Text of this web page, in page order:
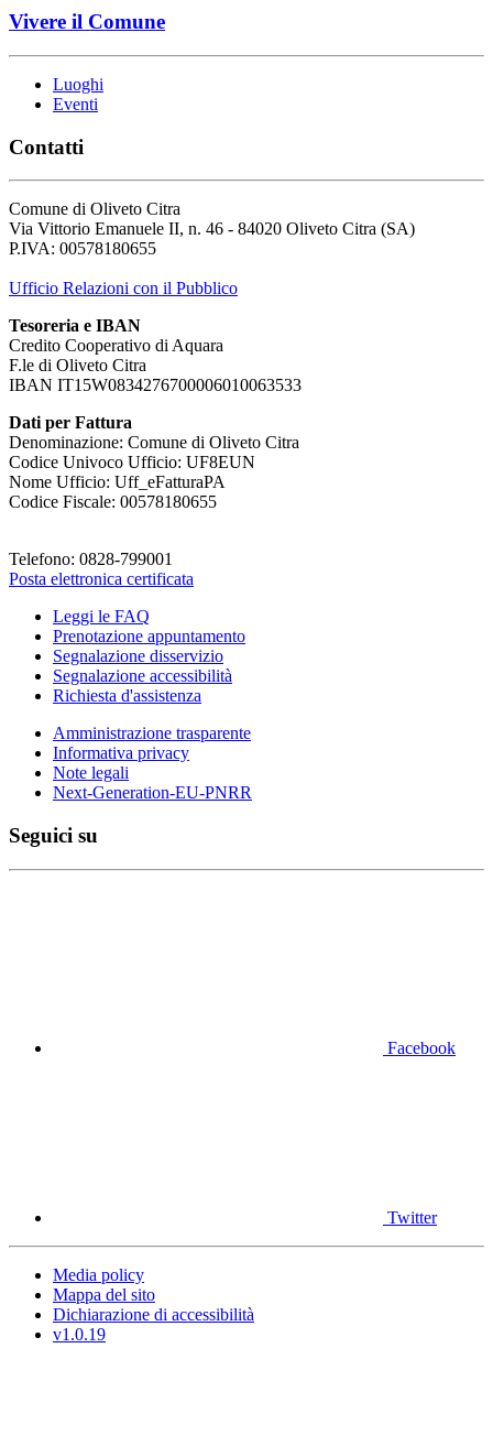
Vivere il Comune
Luoghi
Eventi
Contatti
Comune di Oliveto Citra
Via Vittorio Emanuele II, n. 46 - 84020 Oliveto Citra (SA)
P.IVA: 00578180655
Ufficio Relazioni con il Pubblico
Tesoreria e IBAN
Credito Cooperativo di Aquara
F.le di Oliveto Citra
IBAN IT15W0834276700006010063533
Dati per Fattura
Denominazione: Comune di Oliveto Citra
Codice Univoco Ufficio: UF8EUN
Nome Ufficio: Uff_eFatturaPA
Codice Fiscale: 00578180655
Telefono: 0828-799001
Posta elettronica certificata
Leggi le FAQ
Prenotazione appuntamento
Segnalazione disservizio
Segnalazione accessibilità
Richiesta d'assistenza
Amministrazione trasparente
Informativa privacy
Note legali
Next-Generation-EU-PNRR
Seguici su
Facebook
Twitter
Media policy
Mappa del sito
Dichiarazione di accessibilità
v1.0.19